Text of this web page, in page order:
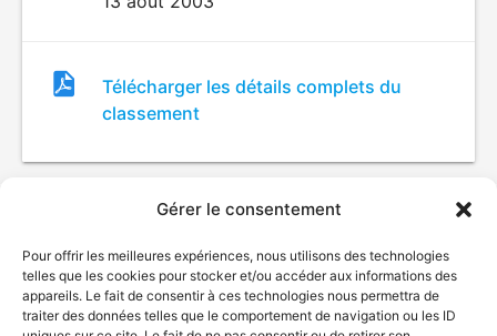
Gérer le consentement
Pour offrir les meilleures expériences, nous utilisons des technologies
telles que les cookies pour stocker et/ou accéder aux informations des
appareils. Le fait de consentir à ces technologies nous permettra de
traiter des données telles que le comportement de navigation ou les ID
Fichier
de
classement
Télécharger les détails complets du
classement